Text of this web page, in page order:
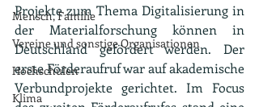
Mensch, Familie
Vereine und sonstige Organisationen
Hochschulen
Klima
Projekte zum Thema Digitalisierung in
der Materialforschung können in
Deutschland gefördert werden. Der
erste Förderaufruf war auf akademische
Verbundprojekte gerichtet. Im Focus